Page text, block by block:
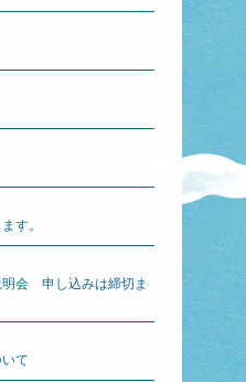
す。
会 申し込みは締切ま
て